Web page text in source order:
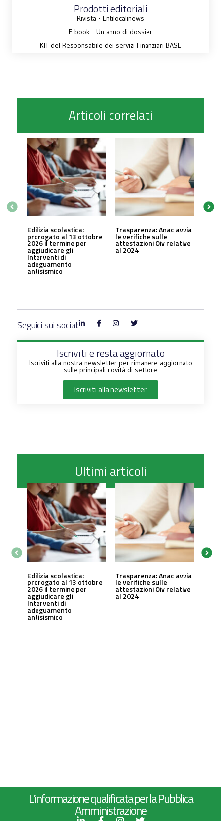
Prodotti editoriali
Rivista - Entilocalinews
E-book - Un anno di dossier
KIT del Responsabile dei servizi Finanziari BASE
Articoli correlati
Edilizia scolastica:
prorogato al 13 ottobre
2026 il termine per
aggiudicare gli
Interventi di
adeguamento
antisismico
Trasparenza: Anac avvia
le verifiche sulle
attestazioni Oiv relative
al 2024
Seguici sui social:
Iscriviti e resta aggiornato
Iscriviti alla nostra newsletter per rimanere aggiornato
sulle principali novità di settore
Iscriviti alla newsletter
Ultimi articoli
Edilizia scolastica:
prorogato al 13 ottobre
2026 il termine per
aggiudicare gli
Interventi di
adeguamento
antisismico
Trasparenza: Anac avvia
le verifiche sulle
attestazioni Oiv relative
al 2024
L'informazione qualificata per la Pubblica
Amministrazione